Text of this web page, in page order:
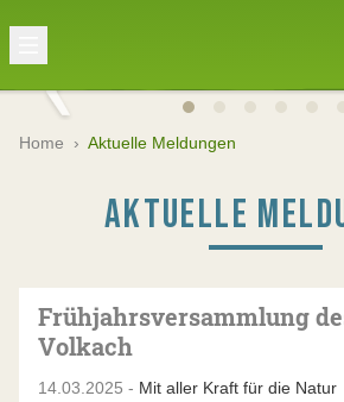
Home › Aktuelle Meldungen
AKTUELLE
Frühjahrsversammlung
Volkach
14.03.2025 - Mit aller Kraft für die Natur